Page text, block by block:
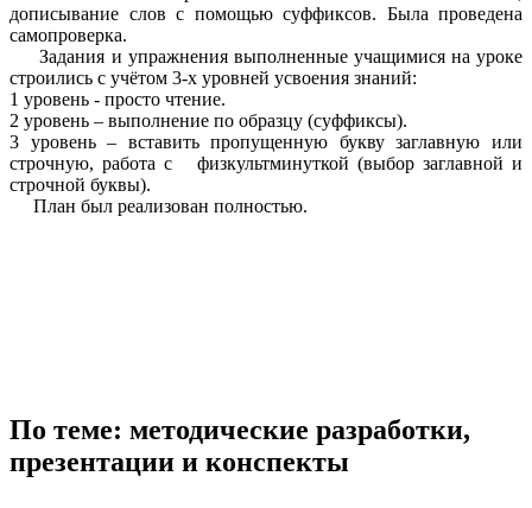
дописывание слов с помощью суффиксов. Была проведена
самопроверка.
Задания и упражнения выполненные учащимися на уроке
строились с учётом 3-х уровней усвоения знаний:
1 уровень - просто чтение.
2 уровень – выполнение по образцу (суффиксы).
3 уровень – вставить пропущенную букву заглавную или
строчную, работа с физкультминуткой (выбор заглавной и
строчной буквы).
План был реализован полностью.
По теме: методические разработки,
презентации и конспекты